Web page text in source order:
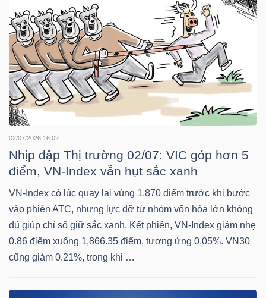
02/07/2026 16:02
Nhịp đập Thị trường 02/07: VIC góp hơn 5
điểm, VN-Index vẫn hụt sắc xanh
VN-Index có lúc quay lại vùng 1,870 điểm trước khi bước
vào phiên ATC, nhưng lực đỡ từ nhóm vốn hóa lớn không
đủ giúp chỉ số giữ sắc xanh. Kết phiên, VN-Index giảm nhẹ
0.86 điểm xuống 1,866.35 điểm, tương ứng 0.05%. VN30
cũng giảm 0.21%, trong khi …
NGUYÊN
VẬT
LIỆU
NGHIỆP
TIÊU
DÙNG